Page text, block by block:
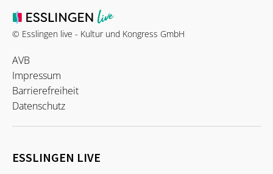
© Esslingen live - Kultur und Kongress GmbH
AVB
Impressum
Barrierefreiheit
Datenschutz
ESSLINGEN LIVE